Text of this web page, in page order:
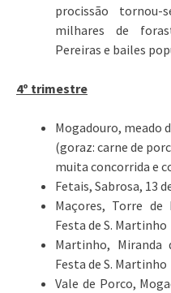
procissão
milhares de
Pereiras e bailes
4º trimestre
Mogadouro, meado
(goraz: carne de
muita concorrida e
Fetais, Sabrosa, 13
Maçores, Torre de
Festa de S. Martinho
Martinho,
Festa de S. Martinho
Vale de Porco,